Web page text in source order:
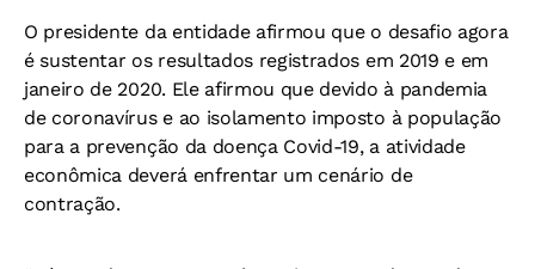
O presidente da entidade afirmou que o desafio agora
é sustentar os resultados registrados em 2019 e em
janeiro de 2020. Ele afirmou que devido à pandemia
de coronavírus e ao isolamento imposto à população
para a prevenção da doença Covid-19, a atividade
econômica deverá enfrentar um cenário de
contração.